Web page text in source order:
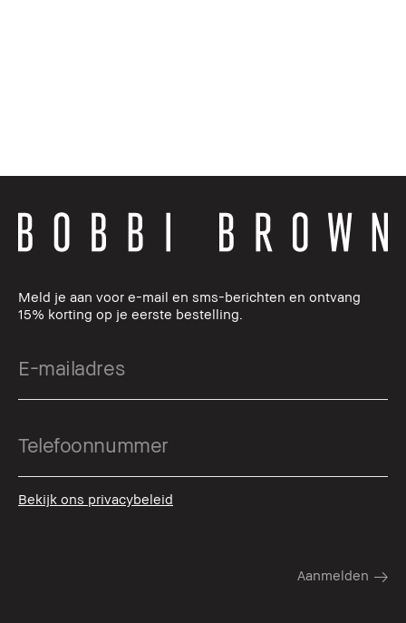
Meld je aan voor e-mail en sms-berichten en ontvang
15% korting op je eerste bestelling.
Bekijk ons privacybeleid